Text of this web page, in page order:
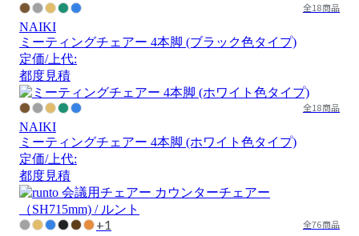
全18商品
NAIKI
ミーティングチェアー 4本脚 (ブラック色タイプ)
定価/上代:
都度見積
全18商品
NAIKI
ミーティングチェアー 4本脚 (ホワイト色タイプ)
定価/上代:
都度見積
+1 全76商品